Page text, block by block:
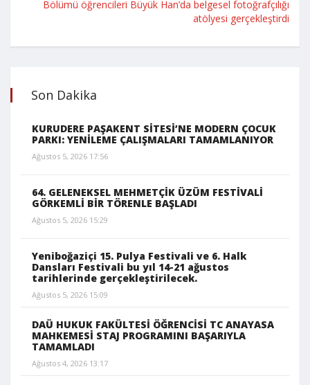
Bölümü öğrencileri Büyük Han’da belgesel fotoğrafçılığı
atölyesi gerçekleştirdi
Son Dakika
KURUDERE PAŞAKENT SİTESİ’NE MODERN ÇOCUK
PARKI: YENİLEME ÇALIŞMALARI TAMAMLANIYOR
Ağustos 5, 2026 17:56
64. GELENEKSEL MEHMETÇİK ÜZÜM FESTİVALİ
GÖRKEMLİ BİR TÖRENLE BAŞLADI
Ağustos 5, 2026 15:29
Yeniboğaziçi 15. Pulya Festivali ve 6. Halk
Dansları Festivali bu yıl 14-21 ağustos
tarihlerinde gerçekleştirilecek.
Ağustos 5, 2026 15:09
DAÜ HUKUK FAKÜLTESİ ÖĞRENCİSİ TC ANAYASA
MAHKEMESİ STAJ PROGRAMINI BAŞARIYLA
TAMAMLADI
Ağustos 4, 2026 13:17